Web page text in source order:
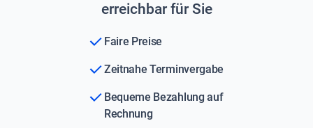
erreichbar für Sie
Faire Preise
Zeitnahe Terminvergabe
Bequeme Bezahlung auf
Rechnung